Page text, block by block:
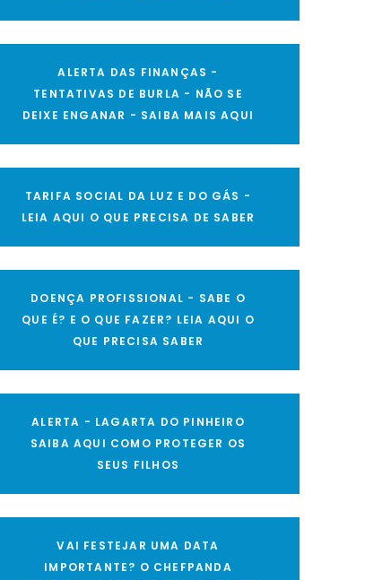
ALERTA DAS FINANÇAS -
TENTATIVAS DE BURLA - NÃO SE
DEIXE ENGANAR - SAIBA MAIS AQUI
TARIFA SOCIAL DA LUZ E DO GÁS -
LEIA AQUI O QUE PRECISA DE SABER
DOENÇA PROFISSIONAL - SABE O
QUE É? E O QUE FAZER? LEIA AQUI O
QUE PRECISA SABER
ALERTA - LAGARTA DO PINHEIRO
SAIBA AQUI COMO PROTEGER OS
SEUS FILHOS
VAI FESTEJAR UMA DATA
IMPORTANTE? O CHEFPANDA